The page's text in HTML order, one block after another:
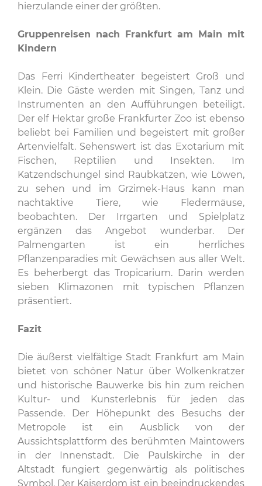
hierzulande einer der größten.
Gruppenreisen nach Frankfurt am Main mit
Kindern
Das Ferri Kindertheater begeistert Groß und
Klein. Die Gäste werden mit Singen, Tanz und
Instrumenten an den Aufführungen beteiligt.
Der elf Hektar große Frankfurter Zoo ist ebenso
beliebt bei Familien und begeistert mit großer
Artenvielfalt. Sehenswert ist das Exotarium mit
Fischen, Reptilien und Insekten. Im
Katzendschungel sind Raubkatzen, wie Löwen,
zu sehen und im Grzimek-Haus kann man
nachtaktive Tiere, wie Fledermäuse,
beobachten. Der Irrgarten und Spielplatz
ergänzen das Angebot wunderbar. Der
Palmengarten ist ein herrliches
Pflanzenparadies mit Gewächsen aus aller Welt.
Es beherbergt das Tropicarium. Darin werden
sieben Klimazonen mit typischen Pflanzen
präsentiert.
Fazit
Die äußerst vielfältige Stadt Frankfurt am Main
bietet von schöner Natur über Wolkenkratzer
und historische Bauwerke bis hin zum reichen
Kultur- und Kunsterlebnis für jeden das
Passende. Der Höhepunkt des Besuchs der
Metropole ist ein Ausblick von der
Aussichtsplattform des berühmten Maintowers
in der Innenstadt. Die Paulskirche in der
Altstadt fungiert gegenwärtig als politisches
Symbol. Der Kaiserdom ist ein beeindruckendes